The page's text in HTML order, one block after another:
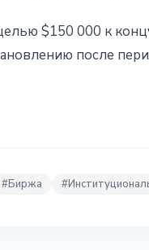
$150 000 к
после
#Биржа #